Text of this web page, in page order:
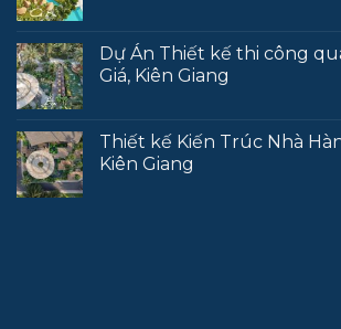
Dự Án Thiết kế thi công
Giá, Kiên Giang
Thiết kế Kiến Trúc Nhà
Kiên Giang